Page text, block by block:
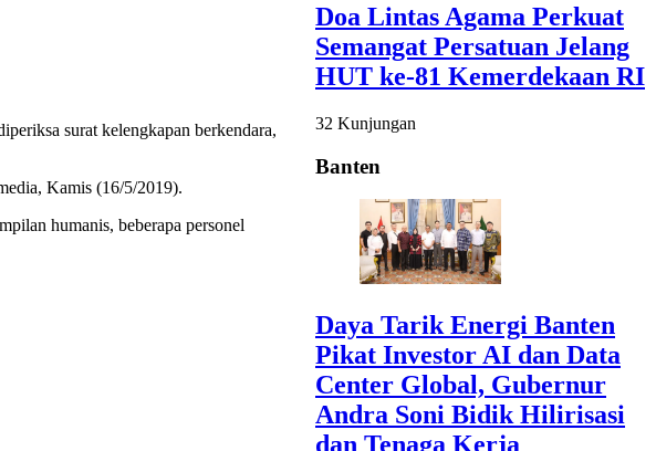
surat kelengkapan berkendara,
Kamis (16/5/2019).
humanis, beberapa personel
Doa Lintas Agama Perkuat
Semangat Persatuan Jelang
HUT ke-81 Kemerdekaan RI
32 Kunjungan
Banten
Daya Tarik Energi Banten
Pikat Investor AI dan Data
Center Global, Gubernur
Andra Soni Bidik Hilirisasi
dan Tenaga Kerja